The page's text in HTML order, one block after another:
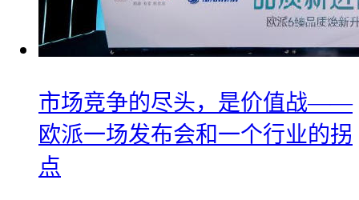
市场竞争的尽头，是价值战——
欧派一场发布会和一个行业的拐
点